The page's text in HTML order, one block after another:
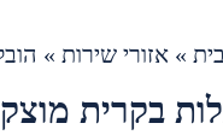
» אזורי שירות»
בקרית